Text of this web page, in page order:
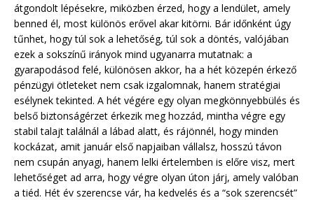
átgondolt lépésekre, miközben érzed, hogy a lendület, amely
benned él, most különös erővel akar kitörni. Bár időnként úgy
tűnhet, hogy túl sok a lehetőség, túl sok a döntés, valójában
ezek a sokszínű irányok mind ugyanarra mutatnak: a
gyarapodásod felé, különösen akkor, ha a hét közepén érkező
pénzügyi ötleteket nem csak izgalomnak, hanem stratégiai
esélynek tekinted. A hét végére egy olyan megkönnyebbülés és
belső biztonságérzet érkezik meg hozzád, mintha végre egy
stabil talajt találnál a lábad alatt, és rájönnél, hogy minden
kockázat, amit január első napjaiban vállalsz, hosszú távon
nem csupán anyagi, hanem lelki értelemben is előre visz, mert
lehetőséget ad arra, hogy végre olyan úton járj, amely valóban
a tiéd. Hét év szerencse vár, ha kedvelés és a “sok szerencsét”